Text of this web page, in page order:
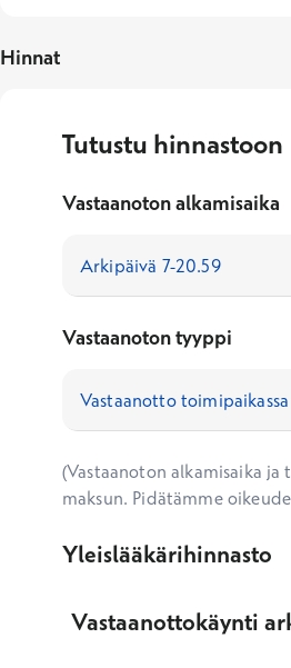
Hinnat
Tutustu hinnastoon
Vastaanoton alkamisaika
Vastaanoton tyyppi
(Vastaanoton alkamisaika
maksun. Pidätämme
Yleislääkärihinnasto
Vastaanottokäynti